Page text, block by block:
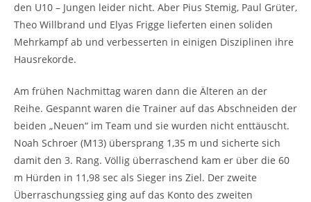
den U10 – Jungen leider nicht. Aber Pius Stemig, Paul Grüter,
Theo Willbrand und Elyas Frigge lieferten einen soliden
Mehrkampf ab und verbesserten in einigen Disziplinen ihre
Hausrekorde.
Am frühen Nachmittag waren dann die Älteren an der
Reihe. Gespannt waren die Trainer auf das Abschneiden der
beiden „Neuen“ im Team und sie wurden nicht enttäuscht.
Noah Schroer (M13) übersprang 1,35 m und sicherte sich
damit den 3. Rang. Völlig überraschend kam er über die 60
m Hürden in 11,98 sec als Sieger ins Ziel. Der zweite
Überraschungssieg ging auf das Konto des zweiten